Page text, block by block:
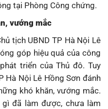
tại Phòng Công chứng.
vướng mắc
tịch UBND TP Hà Nội Lê
góp hiệu quả của công
triển của Thủ đô. Tuy
Hà Nội Lê Hồng Sơn đánh
khó khăn, vướng mắc.
gì đã làm được, chưa làm